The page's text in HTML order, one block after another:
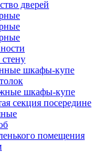
дверей
шкафы-купе
шкафы-купе
секция посередине
помещения